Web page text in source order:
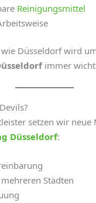
Reinigungsmittel
wie Düsseldorf wird
immer
setzen wir neue
Düsseldorf:
Städten